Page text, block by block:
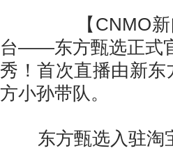
【CNMO新闻
台——东方甄选正式
秀！首次直播由新
方小孙带队。
东方甄选入驻淘